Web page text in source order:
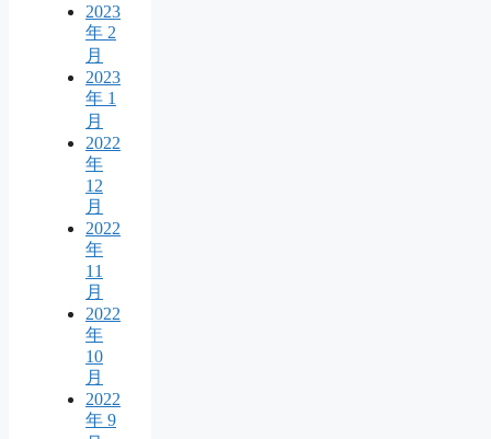
2023
年 2
月
2023
年 1
月
2022
年
12
月
2022
年
11
月
2022
年
10
月
2022
年 9